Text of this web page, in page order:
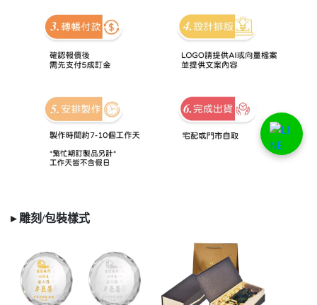
▸ 雕刻/包裝樣式